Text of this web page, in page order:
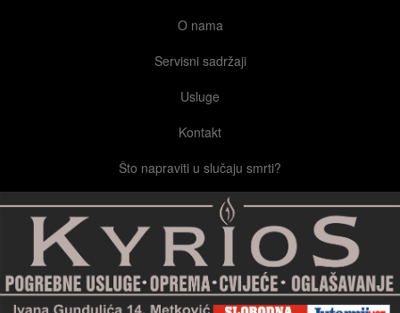
O nama
Servisni sadržaji
Usluge
Kontakt
Što napraviti u slučaju smrti?